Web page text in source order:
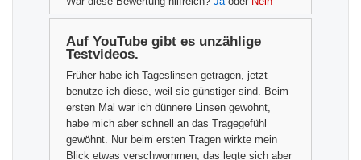
Auf YouTube gibt es unzählige
Testvideos.
Früher habe ich Tageslinsen getragen, jetzt
benutze ich diese, weil sie günstiger sind. Beim
ersten Mal war ich dünnere Linsen gewohnt,
habe mich aber schnell an das Tragegefühl
gewöhnt. Nur beim ersten Tragen wirkte mein
Blick etwas verschwommen, das legte sich aber